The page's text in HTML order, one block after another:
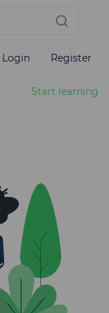
Login Register
Start learning